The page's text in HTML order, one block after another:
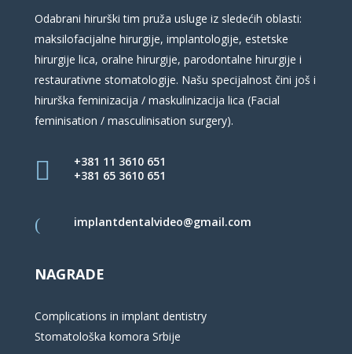
Odabrani hirurški tim pruža usluge iz sledećih oblasti:
maksilofacijalne hirurgije, implantologije, estetske
hirurgije lica, oralne hirurgije, parodontalne hirurgije i
restaurativne stomatologije. Našu specijalnost čini još i
hirurška feminizacija / maskulinizacija lica (Facial
feminisation / masculinisation surgery).
+381 11 3610 651
+381 65 3610 651
implantdentalvideo@gmail.com
NAGRADE
Complications in implant dentistry
Stomatološka komora Srbije